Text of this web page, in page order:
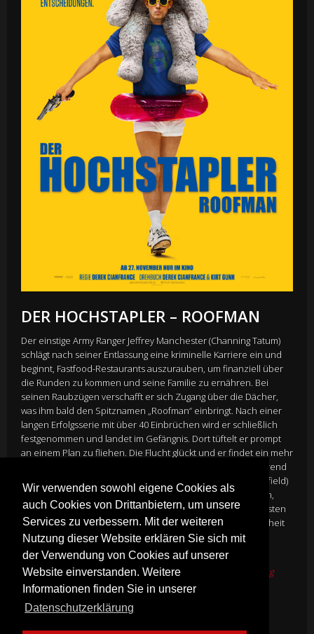
Wir verwenden sowohl eigene Cookies als
auch Cookies von Drittanbietern, um unsere
Services zu verbessern. Mit der weiteren
Nutzung dieser Website erklären Sie sich mit
der Verwendung von Cookies auf unserer
Website einverstanden. Weitere
Informationen finden Sie in unserer
Datenschutzerklärung
DER HOCHSTAPLER – ROOFMAN
Der einstige Army Ranger Jeffrey Manchester (Channing Tatum)
schlägt nach seiner Entlassung eine kriminelle Karriere ein und
beginnt, Fastfood-Restaurants auszurauben, um finanziell über
die Runden zu kommen und seine Familie zu ernähren. Bei
seinen Raubzügen verschafft er sich Zugang über die Dächer,
was ihm bald den Spitznamen „Roofman“ einbringt. Nach einer
langen Erfolgsserie mit über 40 Einbrüchen wird er schließlich
festgenommen und landet im Gefängnis. Dort tüftelt er prompt
an einem Plan zu fliehen. Die Flucht glückt und er findet ein mehr
als ungewöhnliches Versteck: ein Spielzeug-Geschäft. Während
er gemeinsam mit seinem guten Freund Steve (LaKeith Stanfield)
daran arbeitet, das Land so schnell wie möglich zu verlassen,
verliebt er sich unverhofft in die alleinerziehende Leigh (Kirsten
Dunst). Ein Spiel auf Zeit beginnt, während seine Vergangenheit
droht, ihn einzuholen…
DirectorDerek Cianfrance
CastKirsten Dunst, Peter Dinklage, Ben Mendelshn, Channing
Tatum, LaKeith Stanfield
Genre:Komödie
Mehr Infos